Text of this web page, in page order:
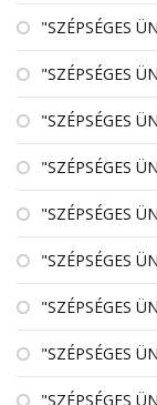
"SZÉPSÉGES
"SZÉPSÉGES
"SZÉPSÉGES
"SZÉPSÉGES
"SZÉPSÉGES
"SZÉPSÉGES
"SZÉPSÉGES
"SZÉPSÉGES
"SZÉPSÉGES